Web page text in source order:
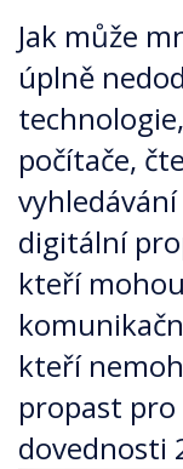
Jak může
úplně
počítače,
digitální
kteří
kteří
propast
dovednosti